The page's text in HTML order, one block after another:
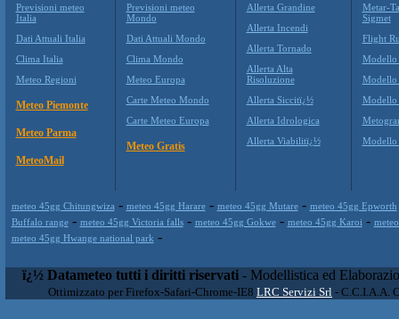
Previsioni meteo
Italia
Dati Attuali Italia
Clima Italia
Meteo Regioni
Meteo Piemonte
Meteo Parma
MeteoMail
Previsioni meteo
Mondo
Dati Attuali Mondo
Clima Mondo
Meteo Europa
Carte Meteo Mondo
Carte Meteo Europa
Meteo Gratis
Allerta Grandine
Allerta Incendi
Allerta Tornado
Allerta Alta
Risoluzione
Allerta Siccitï¿½
Allerta Idrologica
Allerta Viabilitï¿½
Metar-
Sigmet
Flight
Modello
Modello
Modello
Modello
meteo 45gg Chitungwiza - meteo 45gg Harare- meteo 45gg Mutare- meteo 45gg Epworth
Buffalo range- meteo 45gg Victoria falls- meteo 45gg Gokwe- meteo 45gg Karoi -
meteo 45gg Hwange national park -
ï¿½ Datameteo tutti i diritti riservati - Modellistica ed
Ottimizzato per Firefox-Safari-Chrome-IE8 LRC Servizi Srl - C.C.I.A.A.